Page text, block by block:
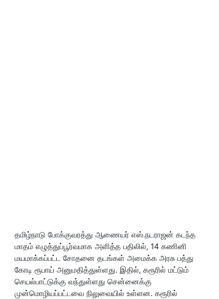
தமிழ்நாடு போக்குவரத்து ஆணையர் எஸ்.நடராஜன் கடந்த
மாதம் எழுத்துப்பூர்வமாக அளித்த பதிலில், 14 கணினி
மயமாக்கப்பட்ட சோதனை தடங்கள் அமைக்க அரசு பத்து
கோடி ரூபாய் அனுமதித்துள்ளது. இதில், கரூரில் மட்டும்
செயல்பாட்டுக்கு வந்துள்ளது சென்னைக்கு
முன்மொழியப்பட்டவை நிலுவையில் உள்ளன. கரூரில்